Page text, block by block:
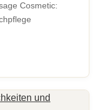
Cosmetic: